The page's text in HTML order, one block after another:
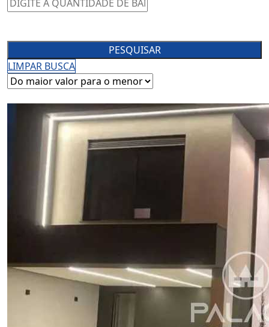
PESQUISAR
LIMPAR BUSCA